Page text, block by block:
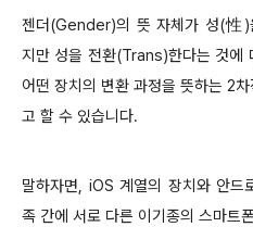
젠더(Gender)의 뜻 자체가 성(性)
지만 성을 전환(Trans)한다는 것에
어떤 장치의 변환 과정을 뜻하는 2
고 할 수 있습니다.
말하자면, iOS 계열의 장치와 안드
족 간에 서로 다른 이기종의 스마트